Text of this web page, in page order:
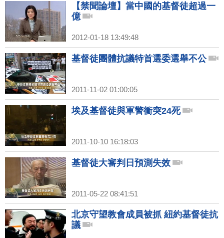
【禁聞論壇】當中國的基督徒超過一
億
2012-01-18 13:49:48
基督徒團體抗議特首選委選舉不公
2011-11-02 01:00:05
埃及基督徒與軍警衝突24死
2011-10-10 16:18:03
基督徒大審判日預測失效
2011-05-22 08:41:51
北京守望教會成員被抓 紐約基督徒抗
議